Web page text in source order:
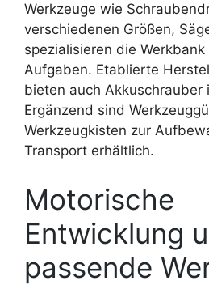
Werkzeuge wie
verschiedenen Größen,
spezialisieren die
Aufgaben. Etablierte
bieten auch Akkuschrauber
Ergänzend sind
Werkzeugkisten zur
Transport erhältlich.
Motorische
Entwicklung
passende